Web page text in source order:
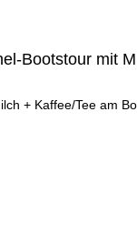
Bootstour mit
+ Kaffee/Tee am